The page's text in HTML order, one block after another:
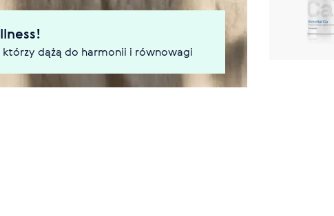
dążą do harmonii i równowagi